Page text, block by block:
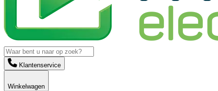
Klantenservice
Winkelwagen